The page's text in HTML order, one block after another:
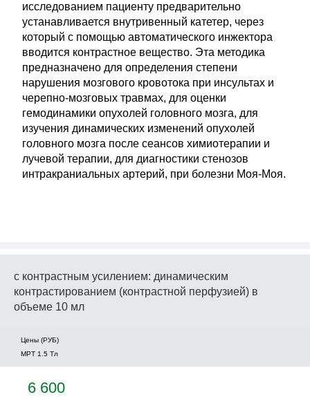
исследованием пациенту предварительно
устанавливается внутривенный катетер, через
который с помощью автоматического инжектора
вводится контрастное вещество. Эта методика
предназначено для определения степени
нарушения мозгового кровотока при инсультах и
черепно-мозговых травмах, для оценки
гемодинамики опухолей головного мозга, для
изучения динамических изменений опухолей
головного мозга после сеансов химиотерапии и
лучевой терапии, для диагностики стенозов
интракраниальных артерий, при болезни Моя-Моя.
с контрастным усилением: динамическим
контрастированием (контрастной перфузией) в
объеме 10 мл
Цены (РУБ)
МРТ 1.5 Tл
6 600